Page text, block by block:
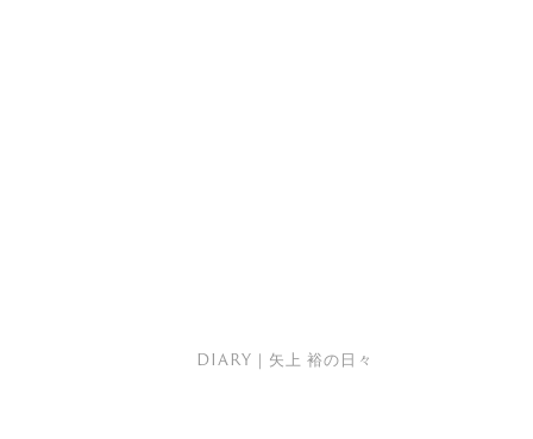
DIARY｜矢上 裕の日々